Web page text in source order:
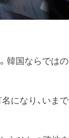
韓国ならではの
になり、いまで